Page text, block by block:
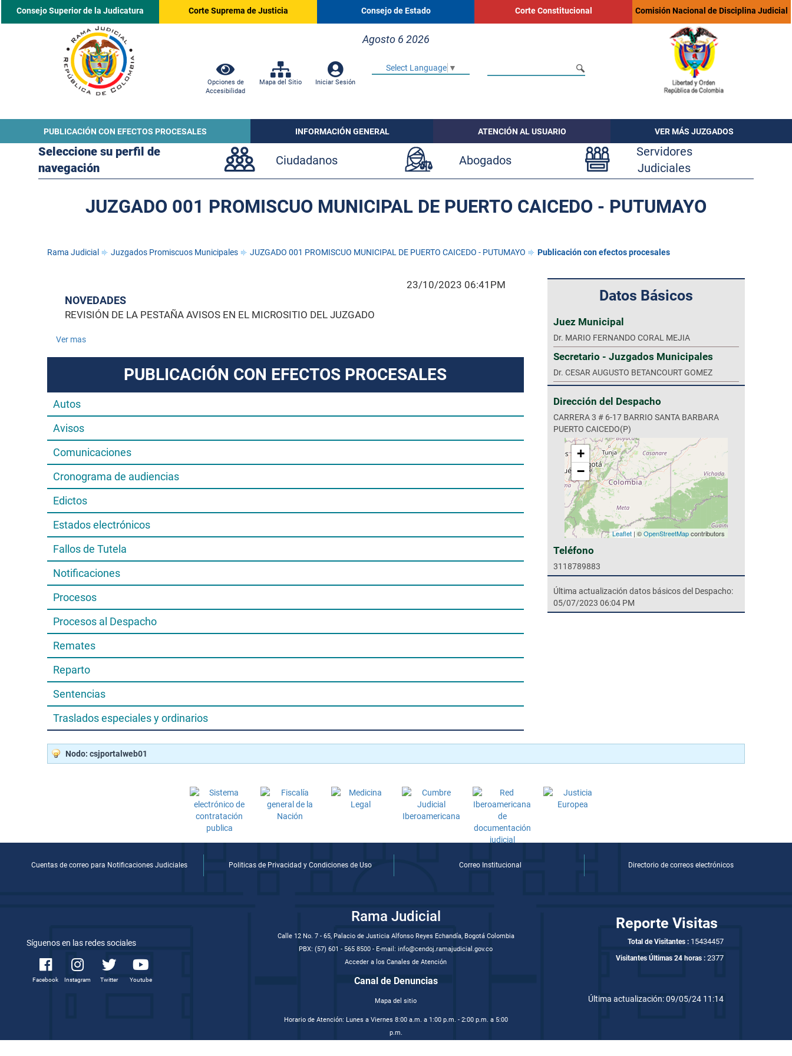
Consejo Superior de la Judicatura Corte Suprema de Justicia Consejo de Estado Corte Constitucional Comisión Nacional de Disciplina Judicial
Agosto 6 2026
Opciones de
Accesibilidad
Mapa del Sitio Iniciar Sesión
Select Language ▼
PUBLICACIÓN CON EFECTOS PROCESALES INFORMACIÓN GENERAL ATENCIÓN AL USUARIO VER MÁS JUZGADOS
Seleccione su perfil de
navegación
Ciudadanos Abogados
Servidores
Judiciales
JUZGADO 001 PROMISCUO MUNICIPAL DE PUERTO CAICEDO - PUTUMAYO
Rama Judicial Juzgados Promiscuos Municipales JUZGADO 001 PROMISCUO MUNICIPAL DE PUERTO CAICEDO - PUTUMAYO Publicación con efectos procesales
23/10/2023 06:41PM
NOVEDADES
REVISIÓN DE LA PESTAÑA AVISOS EN EL MICROSITIO DEL JUZGADO
Ver mas
PUBLICACIÓN CON EFECTOS PROCESALES
Autos
Avisos
Comunicaciones
Cronograma de audiencias
Edictos
Estados electrónicos
Fallos de Tutela
Notificaciones
Procesos
Procesos al Despacho
Remates
Reparto
Sentencias
Traslados especiales y ordinarios
Datos Básicos
Juez Municipal
Dr. MARIO FERNANDO CORAL MEJIA
Secretario - Juzgados Municipales
Dr. CESAR AUGUSTO BETANCOURT GOMEZ
Dirección del Despacho
CARRERA 3 # 6-17 BARRIO SANTA BARBARA
PUERTO CAICEDO(P)
+
−
Leaflet | ©OpenStreetMapcontributors
Teléfono
3118789883
Última actualización datos básicos del Despacho:
05/07/2023 06:04 PM
Nodo: csjportalweb01
Cuentas de correo para Notificaciones Judiciales Politicas de Privacidad y Condiciones de Uso Correo Institucional Directorio de correos electrónicos
Síguenos en las redes sociales
Facebook Instagram Twitter Youtube
Rama Judicial
Calle 12 No. 7 - 65, Palacio de Justicia Alfonso Reyes Echandía, Bogotá Colombia
PBX: (57) 601 - 565 8500 - E-mail: info@cendoj.ramajudicial.gov.co
Acceder a los Canales de Atención
Canal de Denuncias
Mapa del sitio
Horario de Atención: Lunes a Viernes 8:00 a.m. a 1:00 p.m. - 2:00 p.m. a 5:00
p.m.
Reporte Visitas
Total de Visitantes : 15434457
Visitantes Últimas 24 horas : 2377
Última actualización: 09/05/24 11:14